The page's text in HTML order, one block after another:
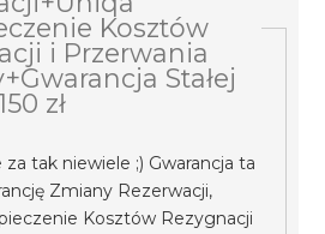
Kosztów
i Przerwania
Stałej
zł
tak niewiele ;) Gwarancja ta
Zmiany Rezerwacji,
Kosztów Rezygnacji